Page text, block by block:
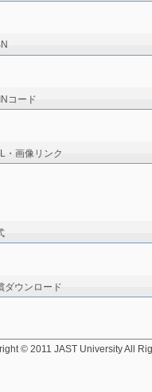
コード
・画像リンク
ダウンロード